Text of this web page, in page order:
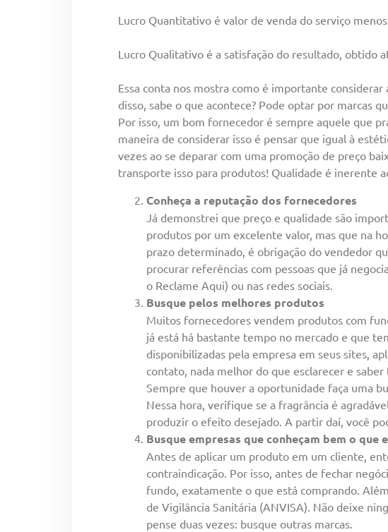
Lucro Quantitativo é valor de venda do serviço
Lucro Qualitativo é a satisfação do resultado, obtido
Essa conta nos mostra como é importante
disso, sabe o que acontece? Pode optar por marcas
Por isso, um bom fornecedor é sempre aquele que
maneira de considerar isso é pensar que igual à
vezes ao se deparar com uma promoção de preço
transporte isso para produtos! Qualidade é inerente
Conheça a reputação dos fornecedores
Já demonstrei que preço e qualidade são
produtos por um excelente valor, mas que na
prazo determinado, é obrigação do vendedor
procurar referências com pessoas que já
o Reclame Aqui) ou nas redes sociais.
Busque pelos melhores produtos
Muitos fornecedores vendem produtos com
já está há bastante tempo no mercado e que
disponibilizadas pela empresa em seus sites,
contato, nada melhor do que esclarecer e
Sempre que houver a oportunidade faça uma
Nessa hora, verifique se a fragrância é
produzir o efeito desejado. A partir daí, você
Busque empresas que conheçam bem o que
Antes de aplicar um produto em um cliente,
contraindicação. Por isso, antes de fechar
fundo, exatamente o que está comprando.
de Vigilância Sanitária (ANVISA). Não deixe
pense duas vezes: busque outras marcas.